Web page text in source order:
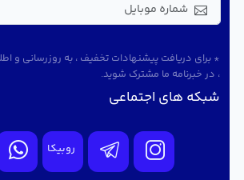
* برای دریافت پیشنهادات تخفیف ، به روزرسانی و
، در خبرنامه ما مشترک شوید.
شبکه های اجتماعی
روبیکا